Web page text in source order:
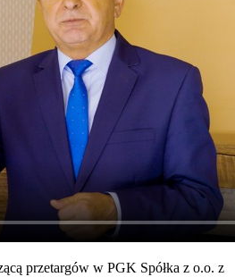
przetargów w PGK Spółka z o.o. z